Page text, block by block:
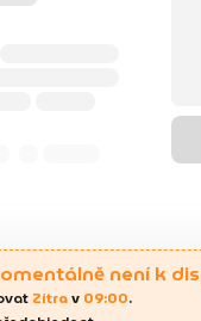
není k
Zítra v 09:00.